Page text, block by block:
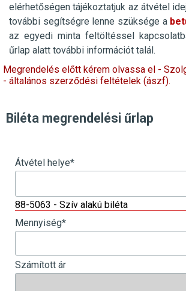
elérhetőségen tájékoztatjuk az átvétel
további segítségre lenne szüksége a
az egyedi minta feltöltéssel
űrlap alatt további információt talál.
Megrendelés előtt kérem olvassa el -
- általános szerződési feltételek (ászf).
Biléta megrendelési űrlap
Átvétel helye*
88-5063 - Szív alakú biléta
Mennyiség*
Számított ár